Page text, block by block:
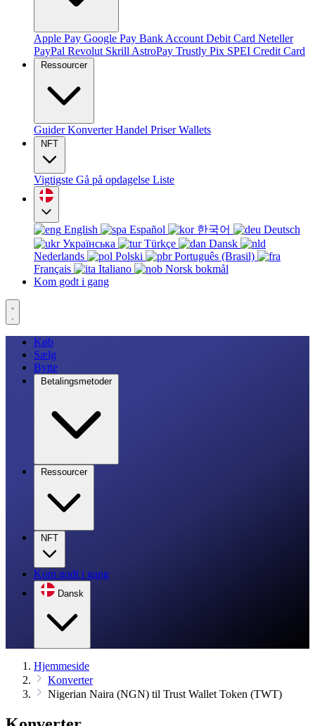
Apple Pay Google Pay Bank Account Debit Card Neteller
PayPal Revolut Skrill AstroPay Trustly Pix SPEI Credit Card
Ressourcer
GuiderKonverterHandel PriserWallets
NFT
Vigtigste Gå på opdagelse Liste
English Español 한국어
Deutsch
Українська
Türkçe
Dansk
Nederlands
Polski
Português (Brasil)
Français
Italiano
Norsk bokmål
Kom godt i gang
Køb
Sælg
Bytte
Betalingsmetoder
Ressourcer
NFT
Kom godt i gang
Dansk
Hjemmeside
Konverter
Nigerian Naira (NGN) til Trust Wallet Token (TWT)